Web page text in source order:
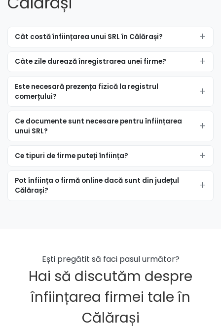
Înființare firmă în Dichiseni
Înființare firmă în Dragalina
Înființare firmă în Dragoş Vodă
Înființare firmă în Frumuşani
Înființare firmă în Fundulea
Înființare firmă în Gălbinaşi
Înființare firmă în Independenţa
Înființare firmă în Jegălia
Înființare firmă în Lehliu-Gară
Înființare firmă în Luica
Cât costă înființarea unui SRL în Călărași?
Câte zile durează înregistrarea unei firme?
Este necesară prezența fizică la registrul
comerțului?
Ce documente sunt necesare pentru înființarea
unui SRL?
Ce tipuri de firme puteți înființa?
Pot înființa o firmă online dacă sunt din județul
Călărași?
Ești pregătit să faci pasul următor?
Hai să discutăm despre
înființarea firmei tale în
Călărași